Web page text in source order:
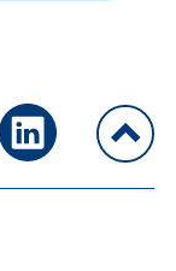
Facebook teilen
Seite über